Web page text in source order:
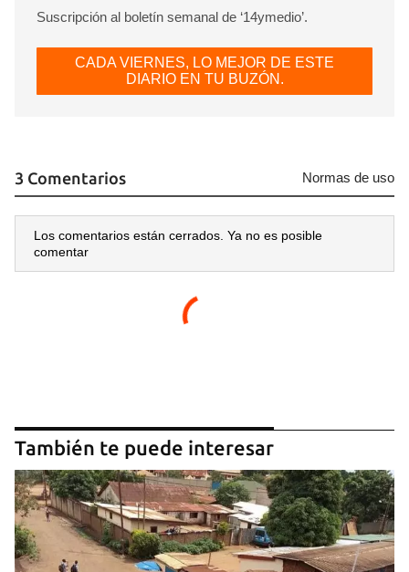
Suscripción al boletín semanal de ‘14ymedio’.
CADA VIERNES, LO MEJOR DE ESTE
DIARIO EN TU BUZÓN.
3 Comentarios Normas de uso
Los comentarios están cerrados. Ya no es posible
comentar
También te puede interesar